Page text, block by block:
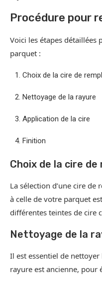
Procédure pour
Voici les étapes
parquet :
Choix de la cire de
Nettoyage de la rayure
Application de la cire
Finition
Choix de la cire de
La sélection d’une cire
à celle de votre parquet
différentes teintes de cire
Nettoyage de la
Il est essentiel de
rayure est ancienne, pour